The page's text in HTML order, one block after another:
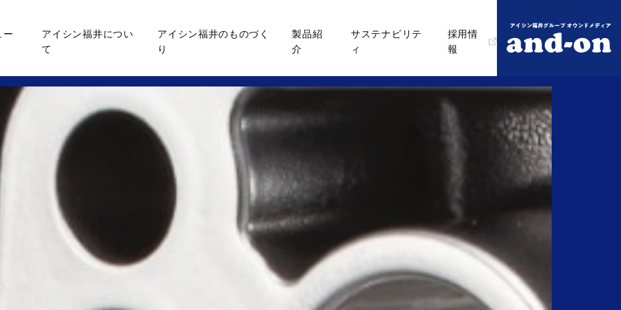
ー
アイシン福井につい
て
アイシン福井のものづく
り
製品紹
介
サステナビリテ
ィ
採用情
報